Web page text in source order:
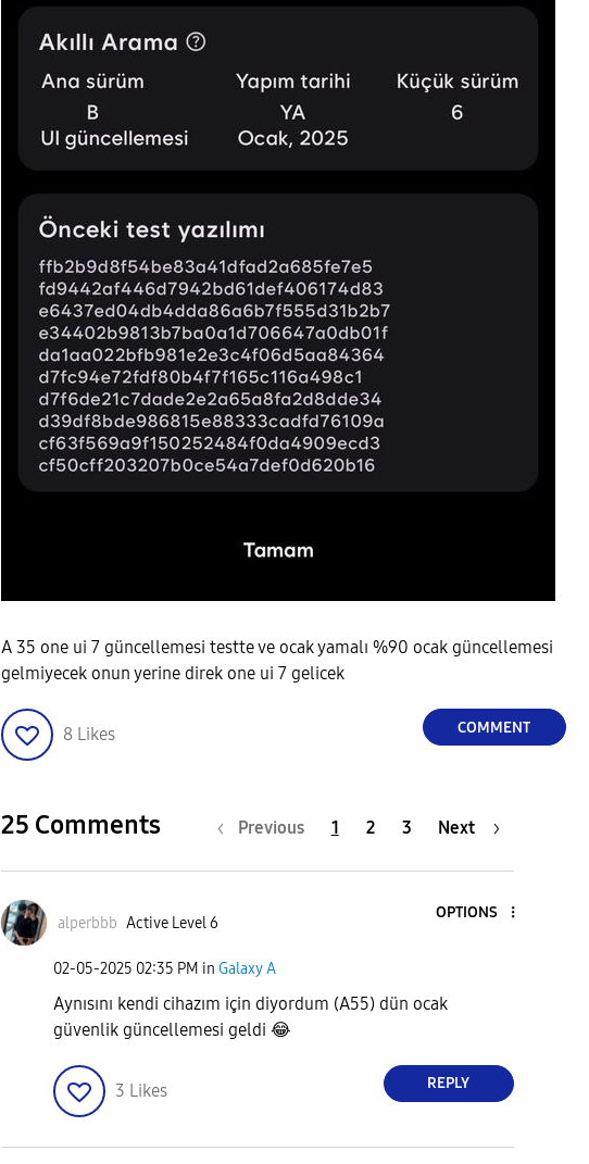
A 35 one ui 7 güncellemesi testte ve ocak yamalı %90 ocak güncellemesi
gelmiyecek onun yerine direk one ui 7 gelicek
8 Likes COMMENT
25 Comments Previous 1 2 3 Next
alperbbb Active Level 6
OPTIONS
‎02-05-2025 02:35 PM in Galaxy A
Aynısını kendi cihazım için diyordum (A55) dün ocak
güvenlik güncellemesi geldi 😂
3 Likes REPLY